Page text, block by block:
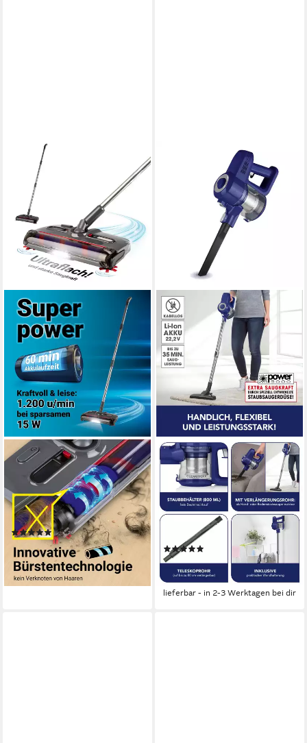
CLEANMAXX
Akkubesen mit Licht 3,7V
grau ideal in Ecken
15 W Leistung
0.97 kg Gewicht
(8)
32,99 € UVP79,99 €
-59%
lieferbar - in 2-3 Werktagen bei dir
CLEANMAXX
Akku-Hand-und
Stielstaubsauger Zyklon
Staubsauger blau / silber
Leistung
Gewicht
74,99 € UVP119,99 €
-38%
lieferbar - in 2-3 Werktagen bei dir